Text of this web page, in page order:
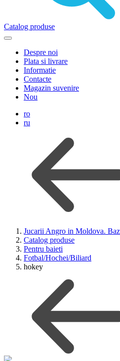
Catalog produse
Despre noi
Plata si livrare
Informatie
Contacte
Magazin suvenire
Nou
ro
ru
Jucarii Angro in Moldova.
Catalog produse
Pentru baieti
Fotbal/Hochei/Biliard
hokey